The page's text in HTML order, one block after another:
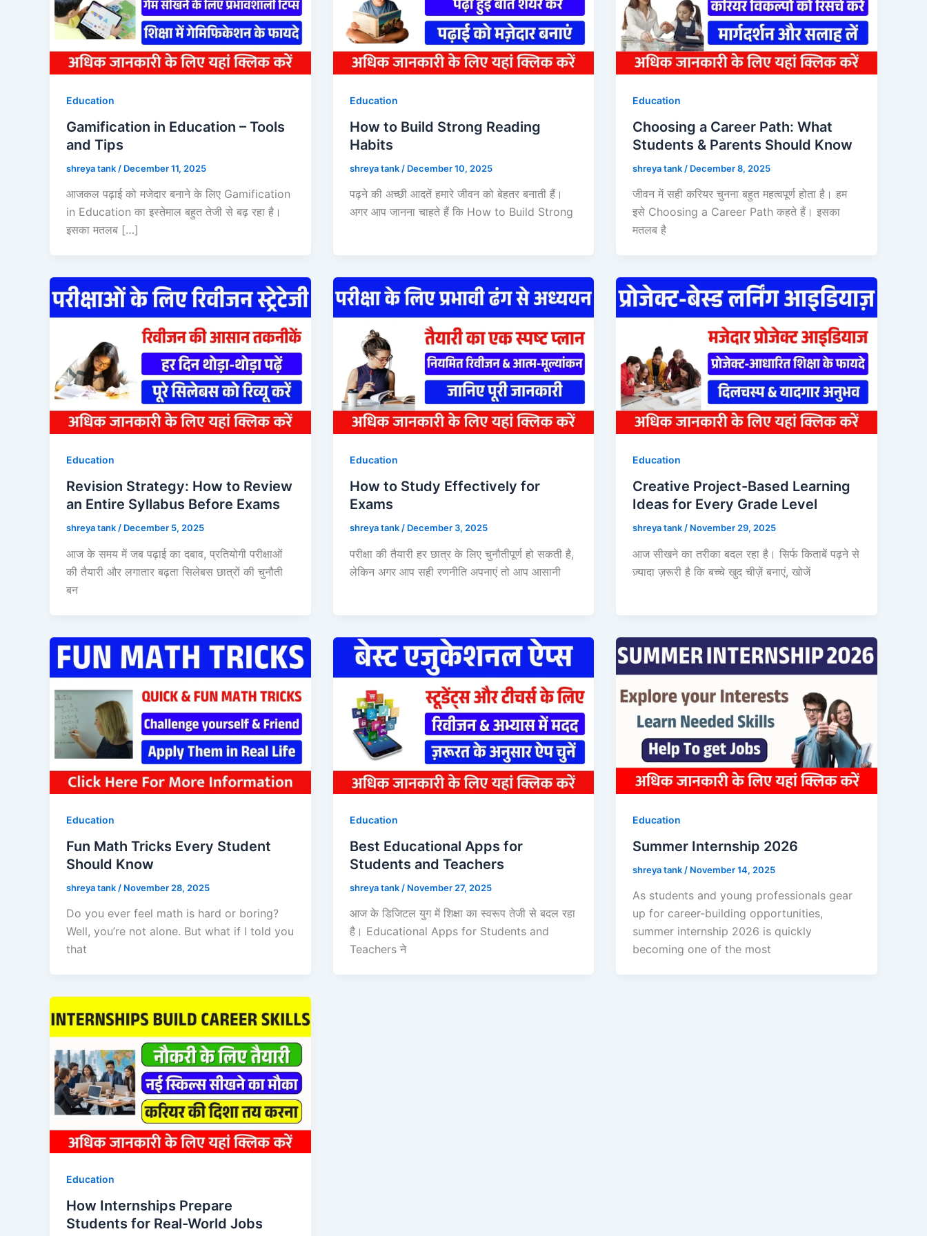
Education
Gamification in Education – Tools
and Tips
shreya tank / December 11, 2025
आजकल पढ़ाई को मजेदार बनाने के लिए Gamification
in Education का इस्तेमाल बहुत तेजी से बढ़ रहा है।
इसका मतलब […]
Education
How to Build Strong Reading
Habits
shreya tank / December 10, 2025
पढ़ने की अच्छी आदतें हमारे जीवन को बेहतर बनाती हैं।
अगर आप जानना चाहते हैं कि How to Build Strong
Education
Choosing a Career Path: What
Students & Parents Should Know
shreya tank / December 8, 2025
जीवन में सही करियर चुनना बहुत महत्वपूर्ण होता है। हम
इसे Choosing a Career Path कहते हैं। इसका
मतलब है
Education
Revision Strategy: How to Review
an Entire Syllabus Before Exams
shreya tank/ December 5, 2025
आज के समय में जब पढ़ाई का दबाव, प्रतियोगी परीक्षाओं
की तैयारी और लगातार बढ़ता सिलेबस छात्रों की चुनौती
बन
Education
How to Study Effectively for
Exams
shreya tank/ December 3, 2025
परीक्षा की तैयारी हर छात्र के लिए चुनौतीपूर्ण हो सकती है,
लेकिन अगर आप सही रणनीति अपनाएं तो आप आसानी
Education
Creative Project-Based Learning
Ideas for Every Grade Level
shreya tank/ November 29, 2025
आज सीखने का तरीका बदल रहा है। सिर्फ किताबें पढ़ने से
ज़्यादा ज़रूरी है कि बच्चे खुद चीज़ें बनाएं, खोजें
Education
Fun Math Tricks Every Student
Should Know
shreya tank / November 28, 2025
Do you ever feel math is hard or boring?
Well, you’re not alone. But what if I told you
that
Education
Best Educational Apps for
Students and Teachers
shreya tank / November 27, 2025
आज के डिजिटल युग में शिक्षा का स्वरूप तेजी से बदल रहा
है। Educational Apps for Students and
Teachers ने
Education
Summer Internship 2026
shreya tank / November 14, 2025
As students and young professionals gear
up for career-building opportunities,
summer internship 2026 is quickly
becoming one of the most
Education
How Internships Prepare
Students for Real-World Jobs